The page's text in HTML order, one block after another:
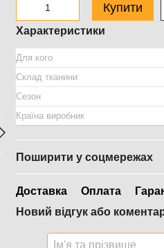
Купити
Характеристики
Для кого
Склад тканини
Сезон
Країна виробник
Поширити у соцмережах
Доставка Оплата
Новий відгук або